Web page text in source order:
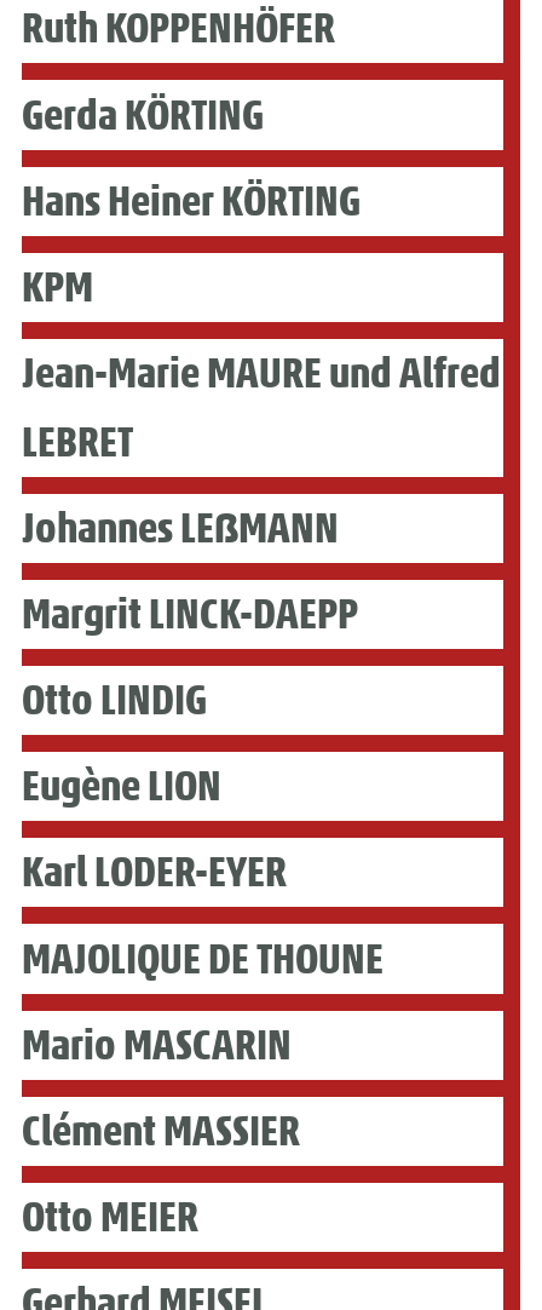
Ruth KOPPENHÖFER
Gerda KÖRTING
Hans Heiner KÖRTING
KPM
Jean-Marie MAURE und Alfred
LEBRET
Johannes LEẞMANN
Margrit LINCK-DAEPP
Otto LINDIG
Eugène LION
Karl LODER-EYER
MAJOLIQUE DE THOUNE
Mario MASCARIN
Clément MASSIER
Otto MEIER